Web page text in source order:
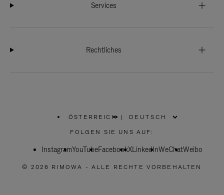
Services
Rechtliches
ÖSTERREICH
WÄHLEN
SIE
REGION
|
FOLGEN SIE UNS AUF:
InstagramYouTubeFacebookXLinkedInWeChatWeibo
© 2026 RIMOWA - ALLE RECHTE VORBEHALTEN